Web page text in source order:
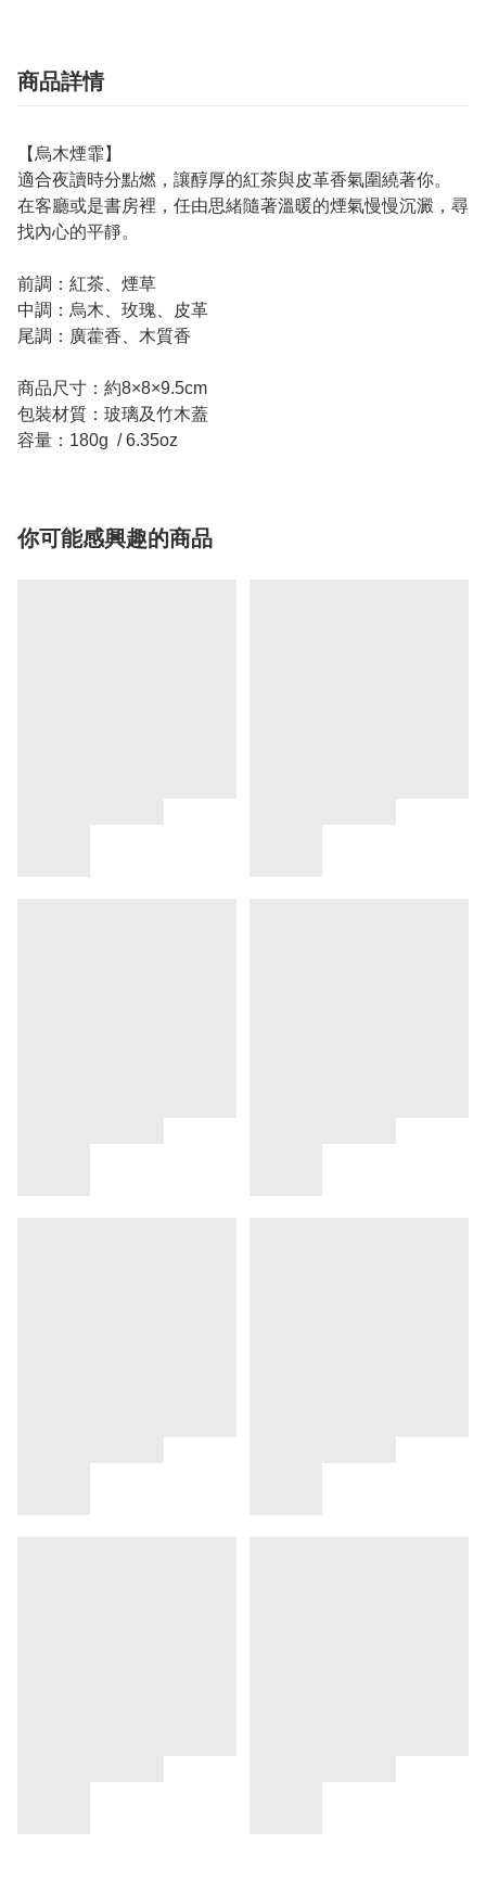
商品詳情
【烏木煙霏】
適合夜讀時分點燃，讓醇厚的紅茶與皮革香氣圍繞著你。
在客廳或是書房裡，任由思緒隨著溫暖的煙氣慢慢沉澱，尋
找內心的平靜。
前調：紅茶、煙草
中調：烏木、玫瑰、皮革
尾調：廣藿香、木質香
商品尺寸：約8×8×9.5cm
包裝材質：玻璃及竹木蓋
容量：180g / 6.35oz
你可能感興趣的商品